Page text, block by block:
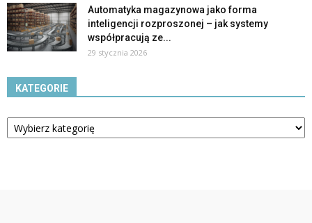
Automatyka magazynowa jako forma
inteligencji rozproszonej – jak systemy
współpracują ze...
29 stycznia 2026
KATEGORIE
Kategorie